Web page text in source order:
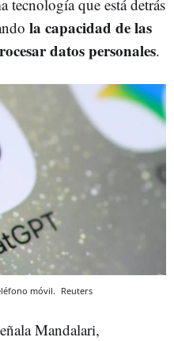
tecnología que está detrás
la capacidad de las
datos personales.
móvil. Reuters
Mandalari,